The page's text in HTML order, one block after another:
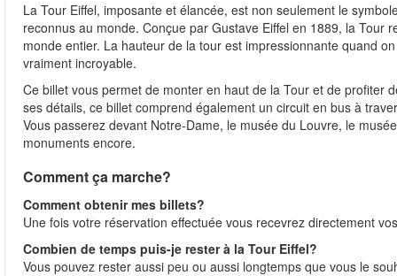
La Tour Eiffel, imposante et élancée, est non seulement le
reconnus au monde. Conçue par Gustave Eiffel en 1889, la Tour
monde entier. La hauteur de la tour est impressionnante quand
vraiment incroyable.
Ce billet vous permet de monter en haut de la Tour et de profiter
ses détails, ce billet comprend également un circuit en bus à
Vous passerez devant Notre-Dame, le musée du Louvre, le
monuments encore.
Comment ça marche?
Comment obtenir mes billets?
Une fois votre réservation effectuée vous recevrez directement
Combien de temps puis-je rester à la Tour Eiffel?
Vous pouvez rester aussi peu ou aussi longtemps que vous le